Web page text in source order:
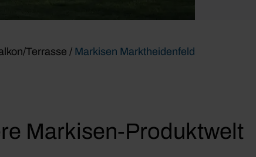
Terrasse / Markisen Marktheidenfeld
Markisen-Produktwelt